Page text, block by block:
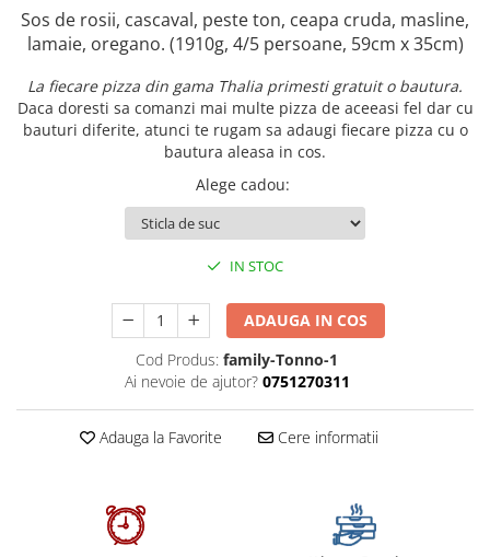
Sos de rosii, cascaval, peste ton, ceapa cruda, masline,
lamaie, oregano. (1910g, 4/5 persoane, 59cm x 35cm)
La fiecare pizza din gama Thalia primesti gratuit o bautura.
Daca doresti sa comanzi mai multe pizza de aceeasi fel dar cu
bauturi diferite, atunci te rugam sa adaugi fiecare pizza cu o
bautura aleasa in cos.
Alege cadou:
IN STOC
ADAUGA IN COS
Cod Produs: family-Tonno-1
Ai nevoie de ajutor? 0751270311
Adauga la Favorite Cere informatii